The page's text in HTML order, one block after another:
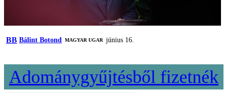
BB Bálint Botond MAGYAR UGAR június 16.
Adománygyűjtésből fizetnék